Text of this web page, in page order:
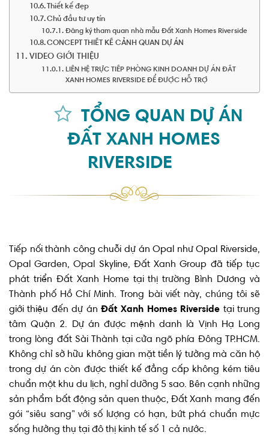
Thiết kế đẹp
Chủ đầu tư uy tín
Đăng ký tham quan nhà mẫu Đất Xanh Homes Riverside
CONCEPT THIẾT KẾ CẢNH QUAN DỰ ÁN
VIDEO GIỚI THIỆU
LIÊN HỆ TRỰC TIẾP PHÒNG KINH DOANH DỰ ÁN ĐẤT
XANH HOMES RIVERSIDE ĐỂ ĐƯỢC HỖ TRỢ
TỔNG QUAN DỰ ÁN
ĐẤT XANH HOMES
RIVERSIDE
Tiếp nối thành công chuỗi dự án Opal như Opal Riverside,
Opal Garden, Opal Skyline, Đất Xanh Group đã tiếp tục
phát triển Đất Xanh Home tại thị trường Bình Dương và
Thành phố Hồ Chí Minh. Trong bài viết này, chúng tôi sẽ
giới thiệu đến dự án Đất Xanh Homes Riverside tại trung
tâm Quận 2. Dự án được mệnh danh là Vịnh Hạ Long
trong lòng đất Sài Thành tại cửa ngõ phía Đông TP.HCM.
Không chỉ sở hữu không gian mặt tiền lý tưởng mà căn hộ
trong dự án còn được thiết kế đẳng cấp không kém tiêu
chuẩn một khu du lịch, nghỉ dưỡng 5 sao. Bên cạnh những
sản phẩm bất động sản quen thuộc, Đất Xanh mang đến
gói “siêu sang” với số lượng có hạn, bứt phá chuẩn mực
sống hưởng thụ tại đô thị kinh tế số 1 cả nước.